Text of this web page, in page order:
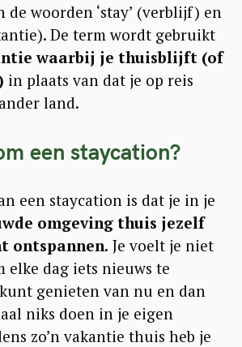
de woorden ‘stay’ (verblijf) en
De term wordt gebruikt
waarbij je thuisblijft (of
in plaats van dat je op reis
land.
een staycation?
een staycation is dat je in je
omgeving thuis jezelf
ontspannen. Je voelt je niet
elke dag iets nieuws te
genieten van nu en dan
niks doen in je eigen
zo’n vakantie thuis heb je